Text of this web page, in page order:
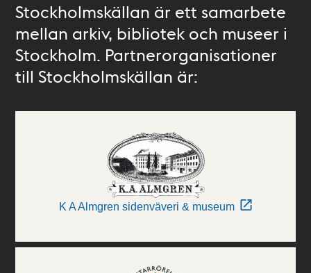
Stockholmskällan är ett samarbete
mellan arkiv, bibliotek och museer i
Stockholm. Partnerorganisationer
till Stockholmskällan är:
K A Almgren sidenväveri & museum